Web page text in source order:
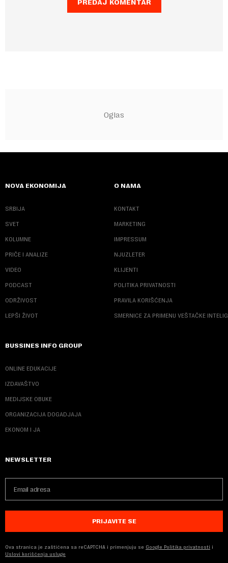
NOVA EKONOMIJA
SRBIJA
SVET
KOLUMNE
PRIČE I ANALIZE
VIDEO
PODCAST
ODRŽIVOST
LEPŠI ŽIVOT
O NAMA
KONTAKT
MARKETING
IMPRESSUM
NJUZLETER
KLIJENTI
POLITIKA PRIVATNOSTI
PRAVILA KORIŠĆENJA
SMERNICE ZA PRIMENU VEŠTAČKE
BUSSINES INFO GROUP
ONLINE EDUKACIJE
IZDAVAŠTVO
MEDIJSKE OBUKE
ORGANIZACIJA DOGADJAJA
EKONOM I JA
NEWSLETTER
PRIJAVITE SE
Ova stranica je zaštićena sa reCAPTCHA i primenjuju se Google Politika privatnosti i
Uslovi korišćenja usluge